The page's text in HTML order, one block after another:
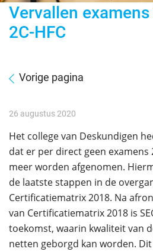
Vervallen examens
2C-HFC
Vorige pagina
26 augustus 2020
Het college van Deskundigen
dat er per direct geen examens
meer worden afgenomen.
de laatste stappen in de
Certificatiematrix 2018. Na
van Certificatiematrix 2018 is
toekomst, waarin kwaliteit van
netten geborgd kan worden.